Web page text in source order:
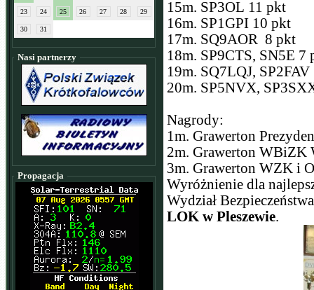
23 24 25 26 27 28 29
30 31
Nasi partnerzy
Propagacja
15m. SP3OL 11 pkt
16m. SP1GPI 10 pkt
17m. SQ9AOR 8 pkt
18m. SP9CTS, SN5E 7
19m. SQ7LQJ,
20m. SP5NVX,
Nagrody:
1m. Grawerton
2m. Grawerton WBiZK
3m. Grawerton WZK i
Wyróżnienie dla
Wydział
LOK w Pleszewie.